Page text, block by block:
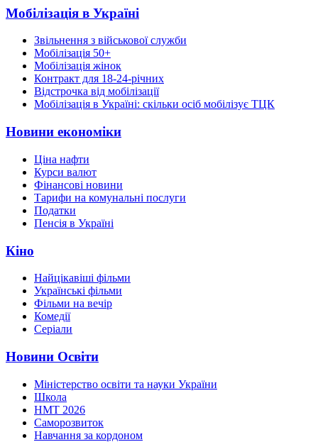
Мобілізація в Україні
Звільнення з військової служби
Мобілізація 50+
Мобілізація жінок
Контракт для 18-24-річних
Відстрочка від мобілізації
Мобілізація в Україні: скільки осіб мобілізує ТЦК
Новини економіки
Ціна нафти
Курси валют
Фінансові новини
Тарифи на комунальні послуги
Податки
Пенсія в Україні
Кіно
Найцікавіші фільми
Українські фільми
Фільми на вечір
Комедії
Серіали
Новини Освіти
Міністерство освіти та науки України
Школа
НМТ 2026
Саморозвиток
Навчання за кордоном